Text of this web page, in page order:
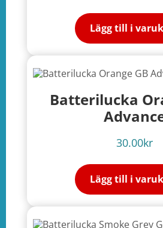
Lägg till i
Batterilucka
30.00kr
Lägg till i